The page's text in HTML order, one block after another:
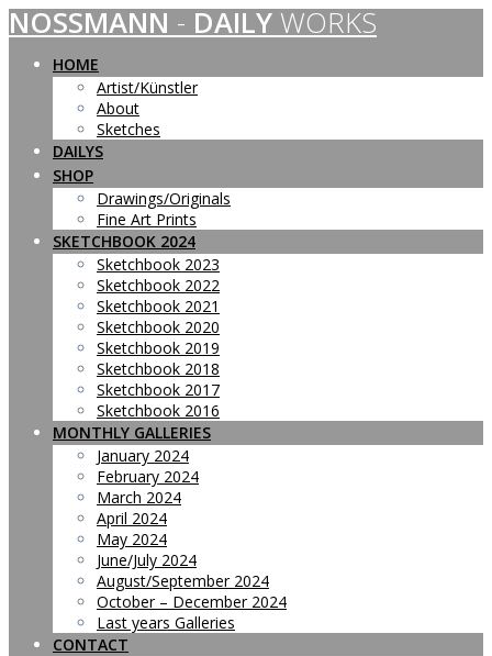
Skip
to
content
NOSSMANN - DAILY WORKS
HOME
Artist/Künstler
About
Sketches
DAILYS
SHOP
Drawings/Originals
Fine Art Prints
SKETCHBOOK 2024
Sketchbook 2023
Sketchbook 2022
Sketchbook 2021
Sketchbook 2020
Sketchbook 2019
Sketchbook 2018
Sketchbook 2017
Sketchbook 2016
MONTHLY GALLERIES
January 2024
February 2024
March 2024
April 2024
May 2024
June/July 2024
August/September 2024
October – December 2024
Last years Galleries
CONTACT